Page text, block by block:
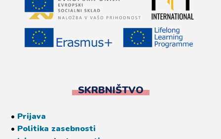
SKRBNIŠTVO
• Prijava
• Politika zasebnosti